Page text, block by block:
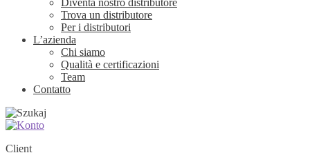
Trova un distributore
Per i distributori
L’azienda
Chi siamo
Qualità e certificazioni
Team
Contatto
Client